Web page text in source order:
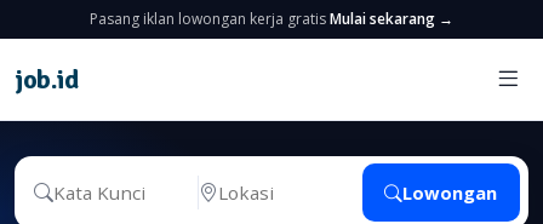
Pasang iklan lowongan kerja gratisMulai sekarang →
job.id
Lowongan